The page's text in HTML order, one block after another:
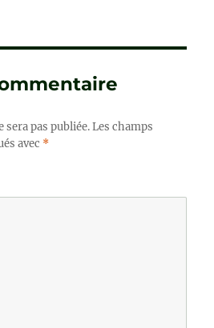
sera pas publiée. Les champs
avec *